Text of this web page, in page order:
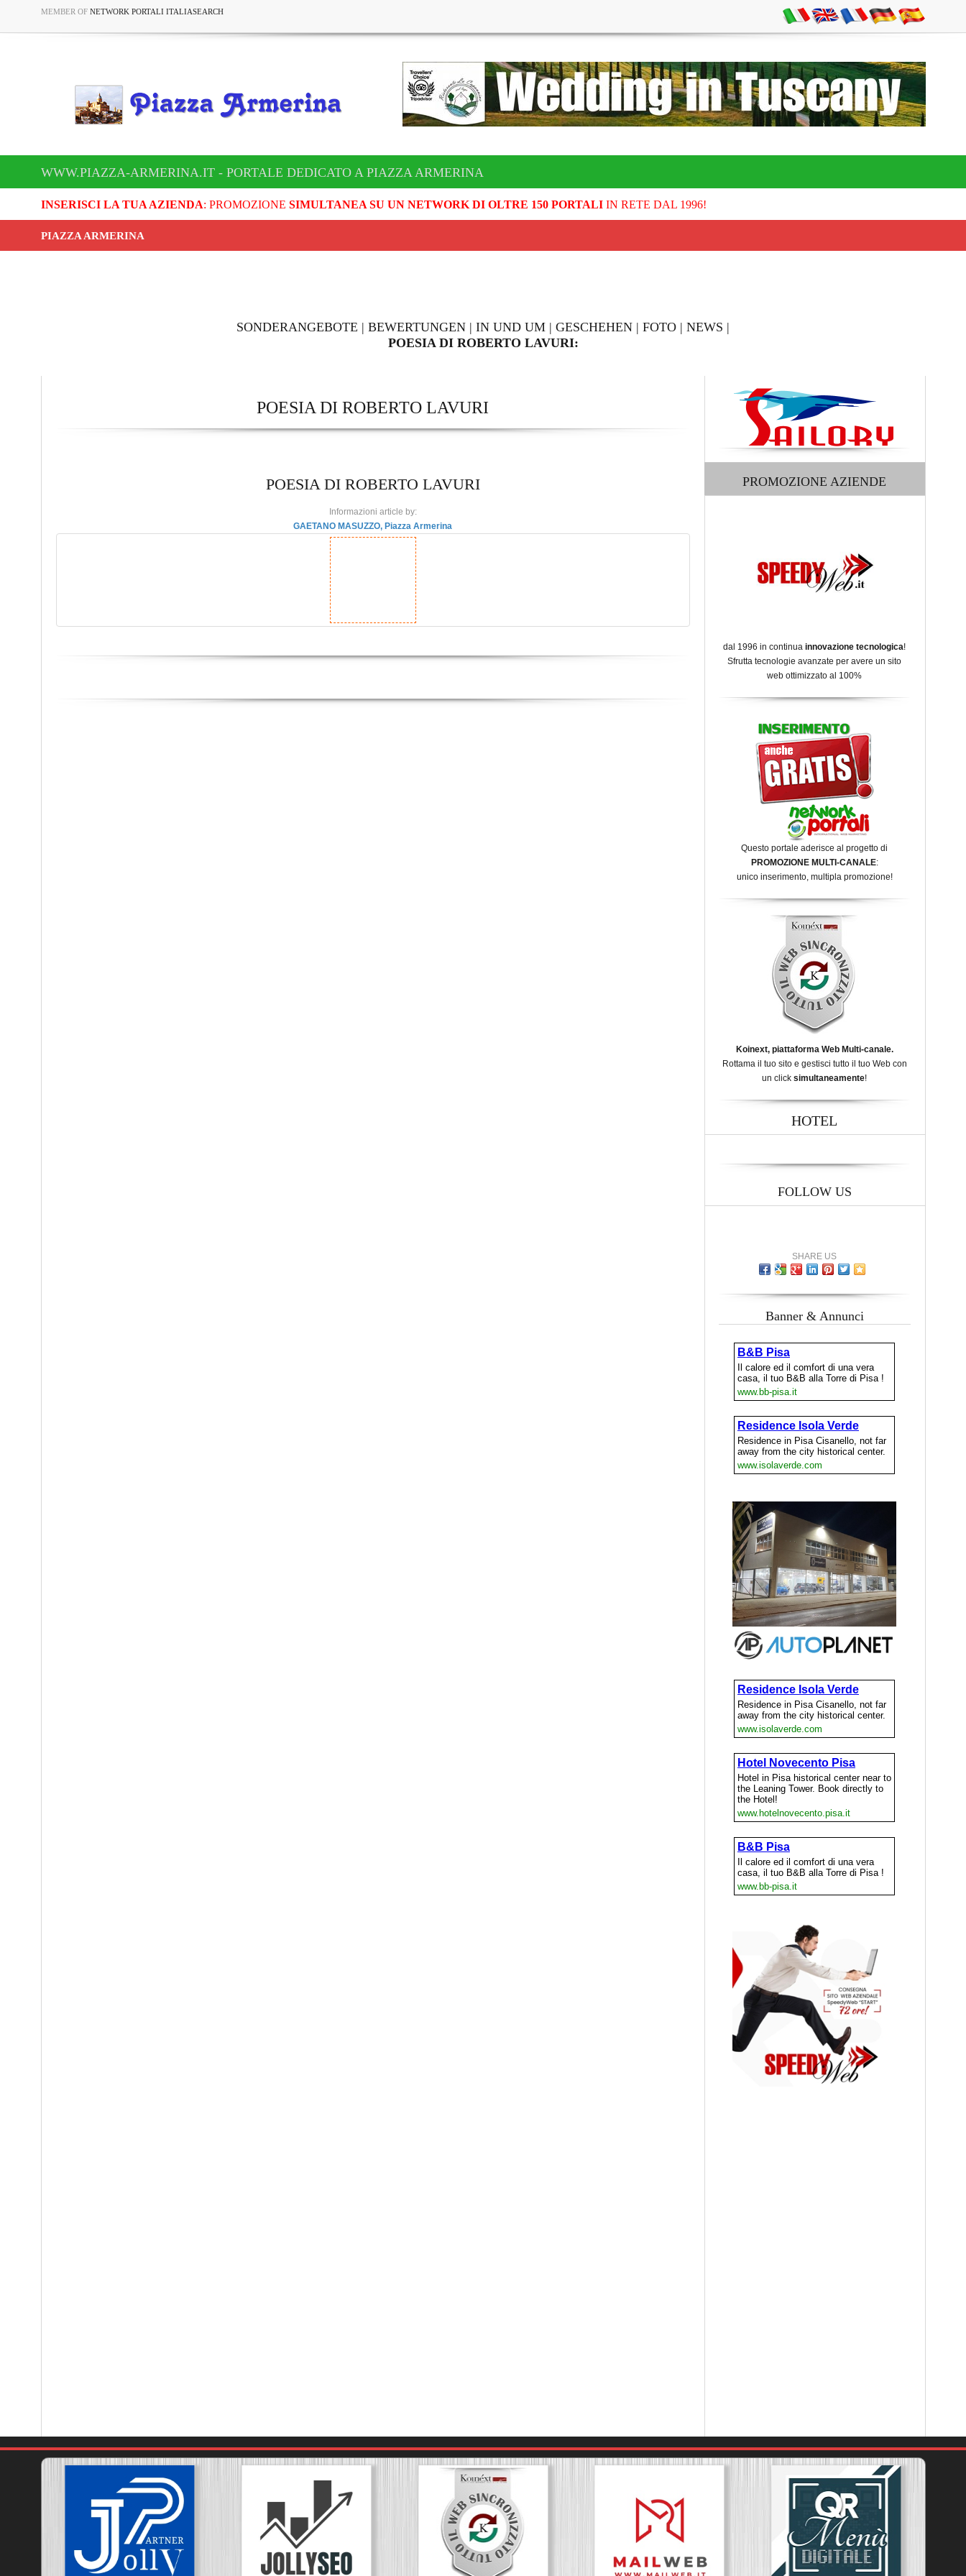
MEMBER OF NETWORK PORTALI ITALIASEARCH
WWW.PIAZZA-ARMERINA.IT - PORTALE DEDICATO A PIAZZA ARMERINA
INSERISCI LA TUA AZIENDA: PROMOZIONE SIMULTANEA SU UN NETWORK DI OLTRE 150 PORTALIIN RETE DAL 1996!
PIAZZA ARMERINA
SONDERANGEBOTE | BEWERTUNGEN | IN UND UM | GESCHEHEN | FOTO | NEWS |
POESIA DI ROBERTO LAVURI:
POESIA DI ROBERTO LAVURI
POESIA DI ROBERTO LAVURI
Informazioni article by:
GAETANO MASUZZO, Piazza Armerina
PROMOZIONE AZIENDE
dal 1996 in continua innovazione tecnologica!
Sfrutta tecnologie avanzate per avere un sito
web ottimizzato al 100%
Questo portale aderisce al progetto di
PROMOZIONE MULTI-CANALE:
unico inserimento, multipla promozione!
Koinext, piattaforma Web Multi-canale.
Rottama il tuo sito e gestisci tutto il tuo Web con
un click simultaneamente!
HOTEL
FOLLOW US
SHARE US
Banner & Annunci